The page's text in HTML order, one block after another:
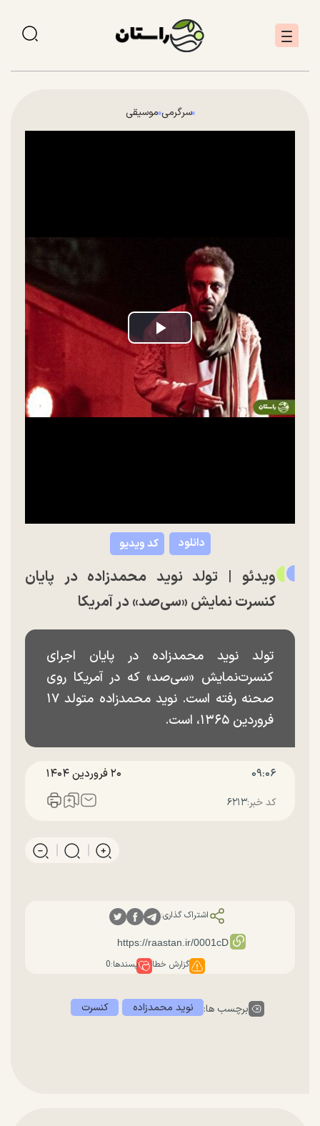
سرگرمیموسیقی
Play
Video
کد ویدیو دانلود
ویدئو | تولد نوید محمدزاده در پایان
کنسرت نمایش «سی‌صد» در آمریکا
تولد نوید محمدزاده در پایان اجرای
کنسرت‌نمایش «سی‌صد» که در آمریکا روی
صحنه رفته است. نوید محمدزاده متولد ۱۷
فروردین ۱۳۶۵، است.
۰۹:۰۶ ۲۰ فروردين ۱۴۰۴
کد خبر:۶۲۱۳
اشتراک گذاری:
گزارش خطا پسندها:0
برچسب ها: نوید محمدزاده کنسرت